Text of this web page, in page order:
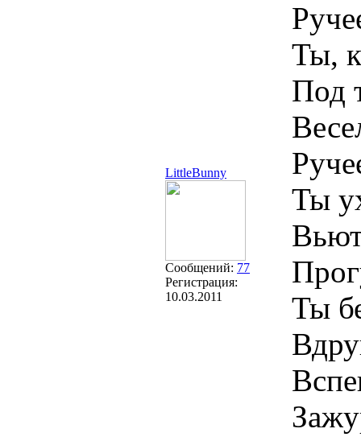
LittleBunny
Сообщений: 77
Регистрация:
10.03.2011
Ты,
Под
Ты
Ты